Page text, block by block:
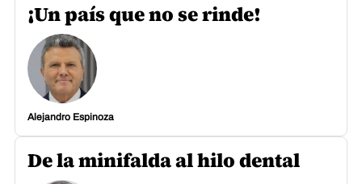
¡Un país que no se rinde!
Alejandro Espinoza
De la minifalda al hilo dental